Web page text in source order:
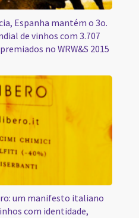
Espanha mantém o 3o.
de vinhos com 3.707
no WRW&S 2015
um manifesto italiano
com identidade,